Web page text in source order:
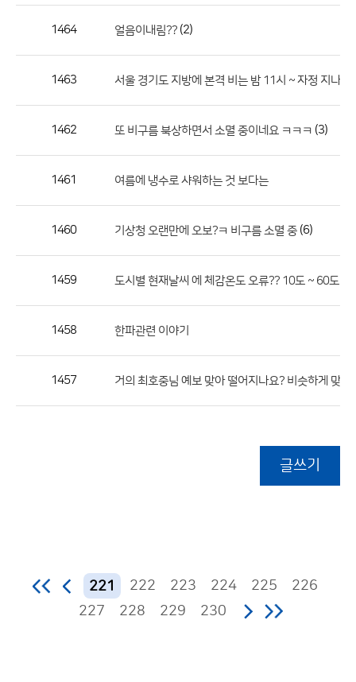
록
공
1464 얼음이내림?? (2)
1463 서울 경기도 지방에 본격 비는 밤 11시 ~ 자정 지나 내
1462 또 비구름 북상하면서 소멸 중이네요 ㅋㅋㅋ (3)
1461 여름에 냉수로 샤워하는 것 보다는
1460 기상청 오랜만에 오보?ㅋ 비구름 소멸 중 (6)
1459 도시별 현재날씨 에 체감온도 오류?? 10도 ~ 60도 큰
1458 한파관련 이야기
1457 거의 최호중님 예보 맞아 떨어지나요? 비슷하게 맞는
글쓰기
221 222 223 224 225
226
227
228 229 230